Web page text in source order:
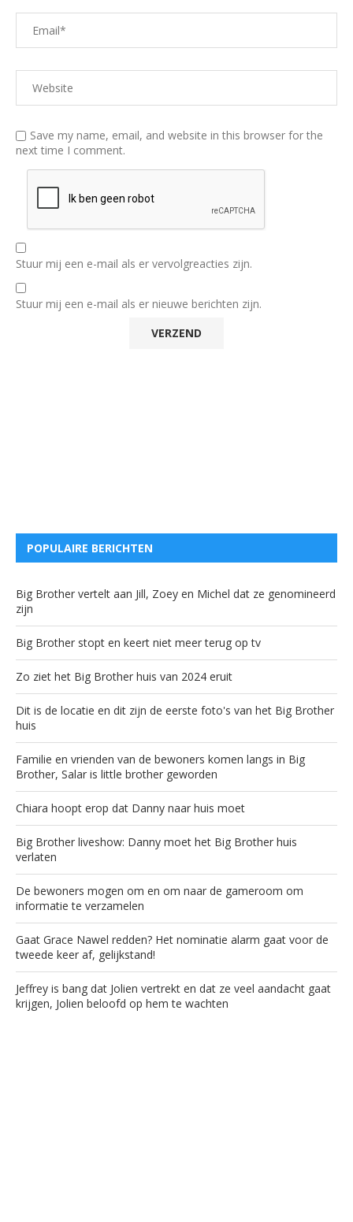
Save my name, email, and website in this browser for the
next time I comment.
Stuur mij een e-mail als er vervolgreacties zijn.
Stuur mij een e-mail als er nieuwe berichten zijn.
POPULAIRE BERICHTEN
Big Brother vertelt aan Jill, Zoey en Michel dat ze genomineerd
zijn
Big Brother stopt en keert niet meer terug op tv
Zo ziet het Big Brother huis van 2024 eruit
Dit is de locatie en dit zijn de eerste foto's van het Big Brother
huis
Familie en vrienden van de bewoners komen langs in Big
Brother, Salar is little brother geworden
Chiara hoopt erop dat Danny naar huis moet
Big Brother liveshow: Danny moet het Big Brother huis
verlaten
De bewoners mogen om en om naar de gameroom om
informatie te verzamelen
Gaat Grace Nawel redden? Het nominatie alarm gaat voor de
tweede keer af, gelijkstand!
Jeffrey is bang dat Jolien vertrekt en dat ze veel aandacht gaat
krijgen, Jolien beloofd op hem te wachten